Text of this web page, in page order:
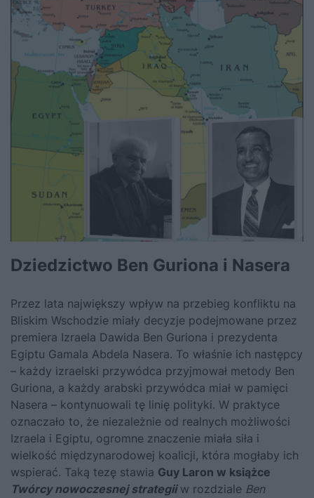
Dziedzictwo Ben Guriona i Nasera
Przez lata największy wpływ na przebieg konfliktu na
Bliskim Wschodzie miały decyzje podejmowane przez
premiera Izraela Dawida Ben Guriona i prezydenta
Egiptu Gamala Abdela Nasera. To właśnie ich następcy
– każdy izraelski przywódca przyjmował metody Ben
Guriona, a każdy arabski przywódca miał w pamięci
Nasera – kontynuowali tę linię polityki. W praktyce
oznaczało to, że niezależnie od realnych możliwości
Izraela i Egiptu, ogromne znaczenie miała siła i
wielkość międzynarodowej koalicji, która mogłaby ich
wspierać. Taką tezę stawia Guy Laron w książce
Twórcy nowoczesnej strategiiw rozdziale Ben